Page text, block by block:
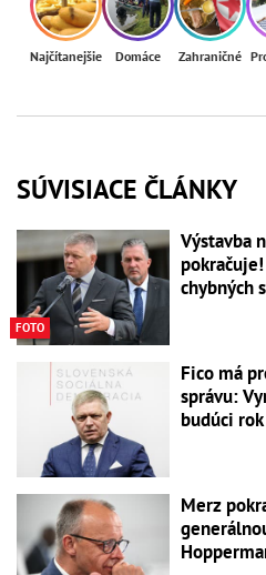
Najčítanejšie Domáce Zahraničné
SÚVISIACE ČLÁNKY
FOTO
Výstavba
chybných
Fico má
správu:
budúci
Merz